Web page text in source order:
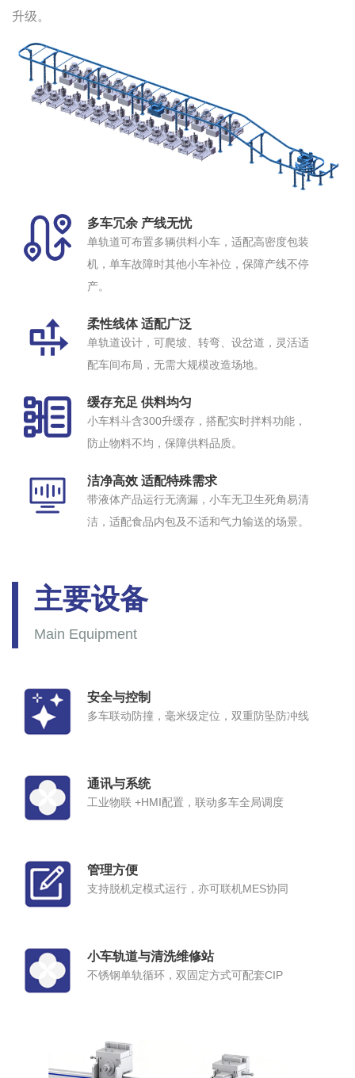
升级。
多车冗余 产线无忧
单轨道可布置多辆供料小车，适配高密度包装
机，单车故障时其他小车补位，保障产线不停
产。
柔性线体 适配广泛
单轨道设计，可爬坡、转弯、设岔道，灵活适
配车间布局，无需大规模改造场地。
缓存充足 供料均匀
小车料斗含300升缓存，搭配实时拌料功能，
防止物料不均，保障供料品质。
洁净高效 适配特殊需求
带液体产品运行无滴漏，小车无卫生死角易清
洁，适配食品内包及不适和气力输送的场景。
主要设备
Main Equipment
安全与控制
多车联动防撞，毫米级定位，双重防坠防冲线
通讯与系统
工业物联 +HMI配置，联动多车全局调度
管理方便
支持脱机定模式运行，亦可联机MES协同
小车轨道与清洗维修站
不锈钢单轨循环，双固定方式可配套CIP